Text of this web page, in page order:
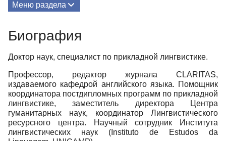
Меню раздела
Биография
Биография
Доктор наук, специалист по прикладной лингвистике.
Профессор, редактор журнала CLARITAS,
издаваемого кафедрой английского языка. Помощник
координатора постдипломных программ по прикладной
лингвистике, заместитель директора Центра
гуманитарных наук, координатор Лингвистического
ресурсного центра. Научный сотрудник Института
лингвистических наук (Instituto de Estudos da